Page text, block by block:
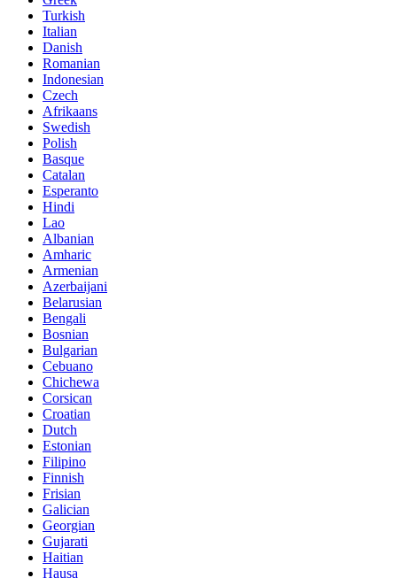
Turkish
Italian
Danish
Romanian
Indonesian
Czech
Afrikaans
Swedish
Polish
Basque
Catalan
Esperanto
Hindi
Lao
Albanian
Amharic
Armenian
Azerbaijani
Belarusian
Bengali
Bosnian
Bulgarian
Cebuano
Chichewa
Corsican
Croatian
Dutch
Estonian
Filipino
Finnish
Frisian
Galician
Georgian
Gujarati
Haitian
Hausa